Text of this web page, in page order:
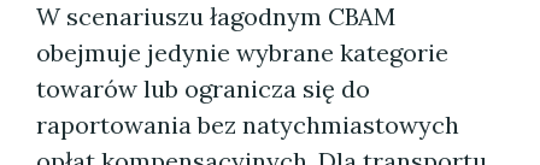
W scenariuszu łagodnym CBAM
obejmuje jedynie wybrane kategorie
towarów lub ogranicza się do
raportowania bez natychmiastowych